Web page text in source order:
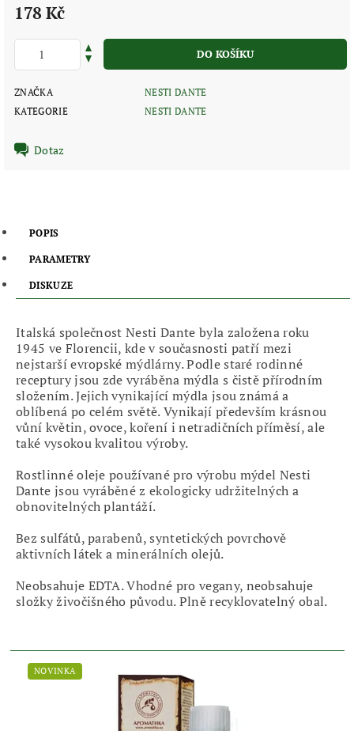
178 Kč
ZNAČKA
NESTI DANTE
KATEGORIE
NESTI DANTE
Dotaz
POPIS
PARAMETRY
DISKUZE
Italská společnost Nesti Dante byla založena roku
1945 ve Florencii, kde v současnosti patří mezi
nejstarší evropské mýdlárny. Podle staré rodinné
receptury jsou zde vyráběna mýdla s čistě přírodním
složením. Jejich vynikající mýdla jsou známá a
oblíbená po celém světě. Vynikají především krásnou
vůní květin, ovoce, koření i netradičních příměsí, ale
také vysokou kvalitou výroby.
Rostlinné oleje používané pro výrobu mýdel Nesti
Dante jsou vyráběné z ekologicky udržitelných a
obnovitelných plantáží.
Bez sulfátů, parabenů, syntetických povrchově
aktivních látek a minerálních olejů.
Neobsahuje EDTA. Vhodné pro vegany, neobsahuje
složky živočišného původu. Plně recyklovatelný obal.
NOVINKA